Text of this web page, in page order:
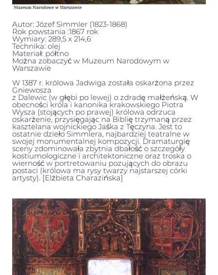
Autor: Józef Simmler (1823-1868)
Rok powstania :1867 rok
Wymiary: 289,5 x 214,6
Technika: olej
Materiał: półtno
Można zobaczyć w Muzeum Narodowym w
Warszawie
W 1387 r. królowa Jadwiga została oskarżona przez
Gniewosza
z Dalewic (w głębi po lewej) o zdradę małżeńską. W
obecności króla i kanonika krakowskiego Piotra
Wysza (stojących po prawej) królowa odrzuca
oskarżenie, przysięgając na Biblię trzymaną przez
kasztelana wojnickiego Jaśka z Tęczyna. Jest to
ostatnie dzieło Simmlera, najbardziej teatralne w
swojej monumentalnej kompozycji. Dramaturgię
sceny zdominowała zbytnia dbałość o szczegóły
kostiumologiczne i architektoniczne oraz troska o
wierność w portretowaniu pozujących do obrazu
postaci (królowa ma rysy twarzy najstarszej córki
artysty). [Elżbieta Charazińska]